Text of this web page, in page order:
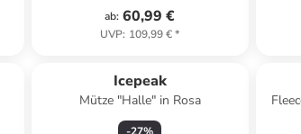
ab: 60,99 €
UVP: 109,99 €*
Icepeak
Mütze "Halle" in Rosa